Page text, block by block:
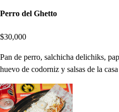
Perro del Ghetto
$30,000
Pan de perro, salchicha delichiks,
huevo de codorniz y salsas de la